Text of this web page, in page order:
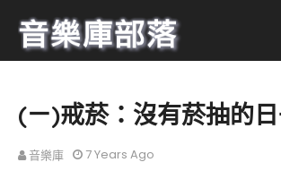
(ㄧ)戒菸：沒有菸抽的日
音樂庫 7 Years Ago